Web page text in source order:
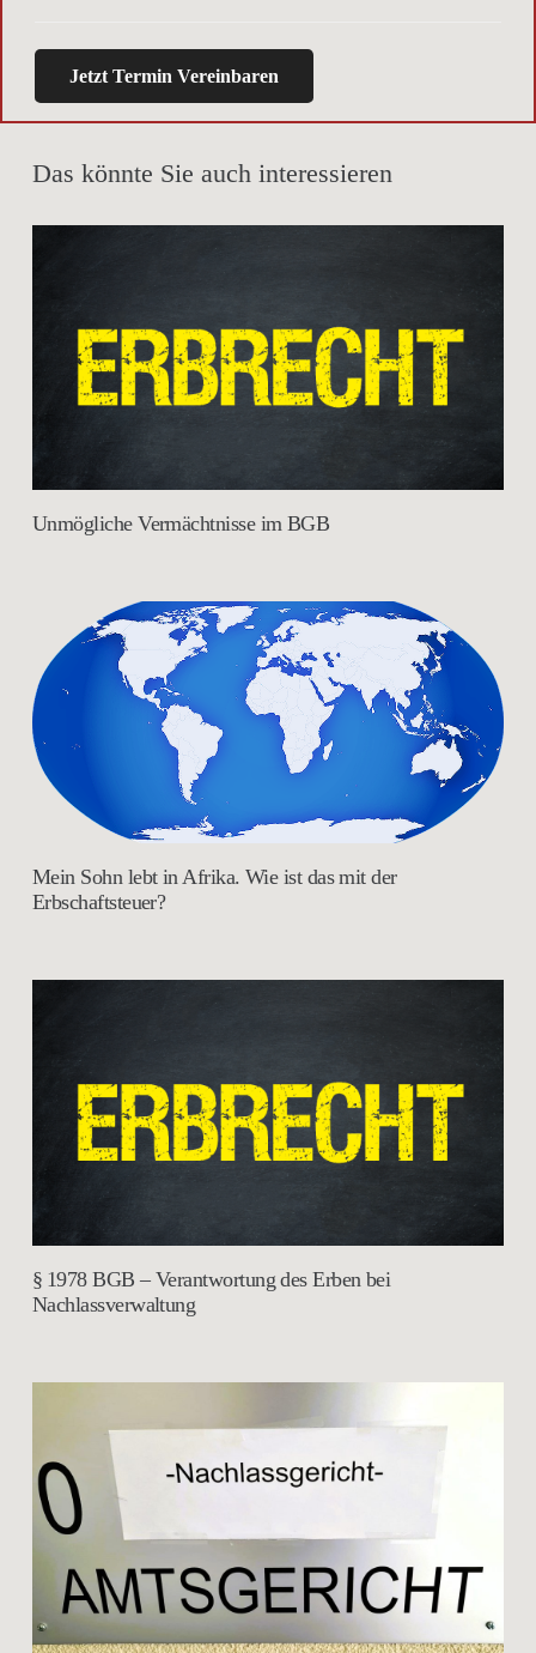
Jetzt Termin Vereinbaren
Das könnte Sie auch interessieren
Unmögliche Vermächtnisse im BGB
Mein Sohn lebt in Afrika. Wie ist das mit der
Erbschaftsteuer?
§ 1978 BGB – Verantwortung des Erben bei
Nachlassverwaltung